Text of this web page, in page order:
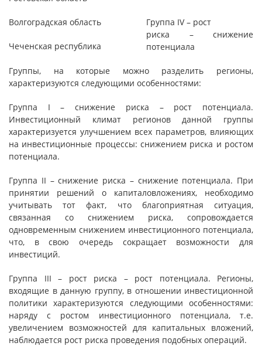
Волгоградская область
Группа IV – рост
риска – снижение
потенциала
Чеченская республика
Группы, на которые можно разделить регионы,
характеризуются следующими особенностями:
Группа I – снижение риска – рост потенциала.
Инвестиционный климат регионов данной группы
характеризуется улучшением всех параметров, влияющих
на инвестиционные процессы: снижением риска и ростом
потенциала.
Группа II – снижение риска – снижение потенциала. При
принятии решений о капиталовложениях, необходимо
учитывать тот факт, что благоприятная ситуация,
связанная со снижением риска, сопровождается
одновременным снижением инвестиционного потенциала,
что, в свою очередь сокращает возможности для
инвестиций.
Группа III – рост риска – рост потенциала. Регионы,
входящие в данную группу, в отношении инвестиционной
политики характеризуются следующими особенностями:
наряду с ростом инвестиционного потенциала, т.е.
увеличением возможностей для капитальных вложений,
наблюдается рост риска проведения подобных операций.